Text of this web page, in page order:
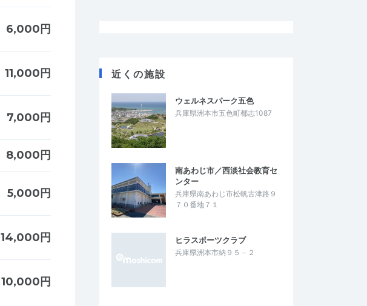
6,000円
11,000円
7,000円
8,000円
5,000円
14,000円
10,000円
近くの施設
ウェルネスパーク五色
兵庫県洲本市五色町都志1087
南あわじ市／西淡社会教育セ
ンター
兵庫県南あわじ市松帆古津路９
７０番地７１
ヒラスポーツクラブ
兵庫県洲本市納９５－２